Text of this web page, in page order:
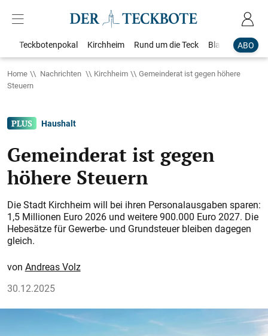
ABO
Teckbotenpokal Kirchheim Rund um die Teck Blaulicht
Home Nachrichten Kirchheim
Gemeinderat ist gegen höhere
Steuern
Haushalt
Gemeinderat ist gegen
höhere Steuern
Die Stadt Kirchheim will bei ihren Personalausgaben sparen:
1,5 Millionen Euro 2026 und weitere 900.000 Euro 2027. Die
Hebesätze für Gewerbe- und Grundsteuer bleiben dagegen
gleich.
Andreas Volz
30.12.2025